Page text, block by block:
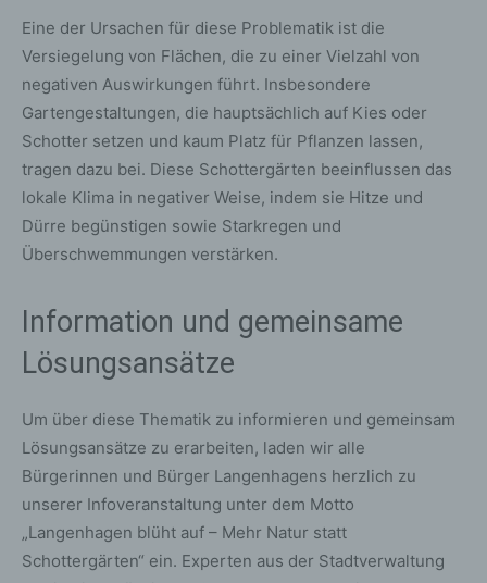
Eine der Ursachen für diese Problematik ist die
Versiegelung von Flächen, die zu einer Vielzahl von
negativen Auswirkungen führt. Insbesondere
Gartengestaltungen, die hauptsächlich auf Kies oder
Schotter setzen und kaum Platz für Pflanzen lassen,
tragen dazu bei. Diese Schottergärten beeinflussen das
lokale Klima in negativer Weise, indem sie Hitze und
Dürre begünstigen sowie Starkregen und
Überschwemmungen verstärken.
Information und gemeinsame
Lösungsansätze
Um über diese Thematik zu informieren und gemeinsam
Lösungsansätze zu erarbeiten, laden wir alle
Bürgerinnen und Bürger Langenhagens herzlich zu
unserer Infoveranstaltung unter dem Motto
„Langenhagen blüht auf – Mehr Natur statt
Schottergärten“ ein. Experten aus der Stadtverwaltung